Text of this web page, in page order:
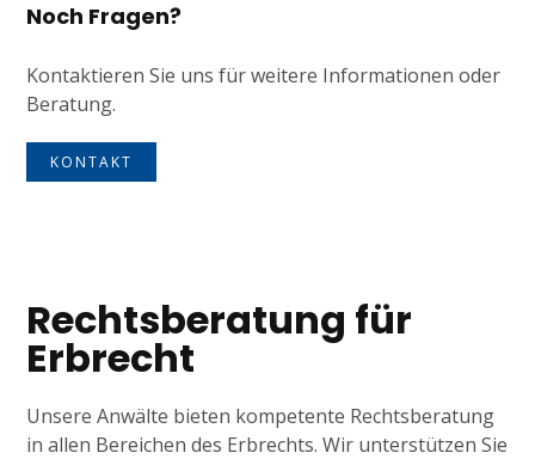
Noch Fragen?
Kontaktieren Sie uns für weitere Informationen oder
Beratung.
KONTAKT
Rechtsberatung für
Erbrecht
Unsere Anwälte bieten kompetente Rechtsberatung
in allen Bereichen des Erbrechts. Wir unterstützen Sie